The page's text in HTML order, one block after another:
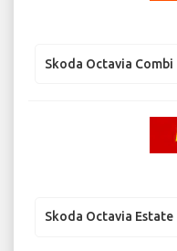
Skoda Octavia Combi
Skoda Octavia Estate